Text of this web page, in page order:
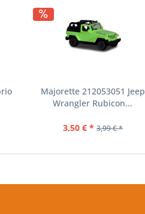
Majorette 212053051 Jeep
Wrangler Rubicon...
3,50 € * 3,99 € *